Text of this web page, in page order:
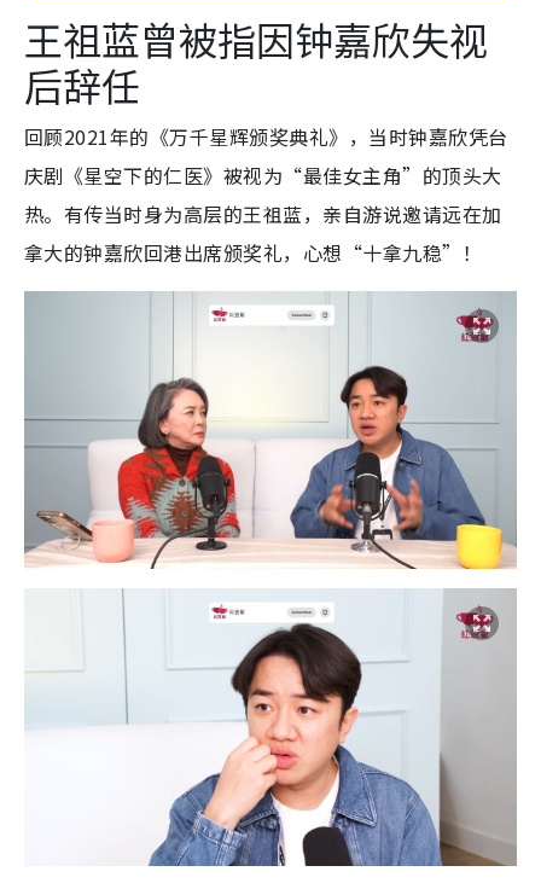
王祖蓝曾被指因钟嘉欣失视
后辞任
回顾2021年的《万千星辉颁奖典礼》，当时钟嘉欣凭台
庆剧《星空下的仁医》被视为“最佳女主角”的顶头大
热。有传当时身为高层的王祖蓝，亲自游说邀请远在加
拿大的钟嘉欣回港出席颁奖礼，心想“十拿九稳”！